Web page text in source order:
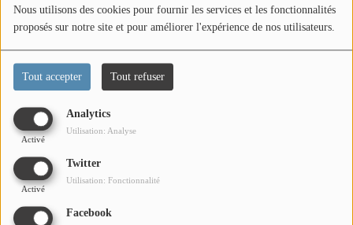
Nous utilisons des cookies pour fournir les services et les fonctionnalités
proposés sur notre site et pour améliorer l'expérience de nos utilisateurs.
Tout accepter Tout refuser
Analytics
Activé
Utilisation: Analyse
Twitter
Activé
Utilisation: Fonctionnalité
Facebook
VIDEOS EN DIRECT
DIRECT STUDIO 1
DIRECT STUDIO 2
DIRECT STUDIO 3